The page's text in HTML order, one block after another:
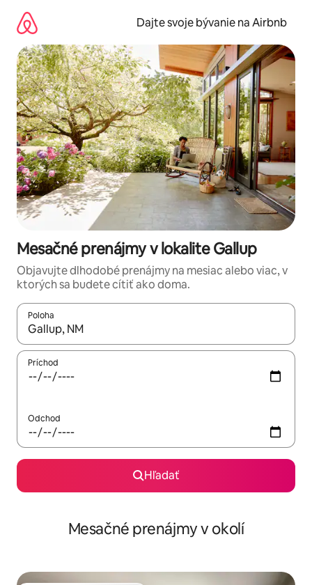
obsah.
Dajte svoje bývanie na Airbnb
Mesačné prenájmy v lokalite Gallup
Objavujte dlhodobé prenájmy na mesiac alebo viac, v
ktorých sa budete cítiť ako doma.
Poloha
Keď budú výsledky k dispozícii, môžete si ich prechádzať
Príchod
Odchod
Hľadať
Mesačné prenájmy v okolí